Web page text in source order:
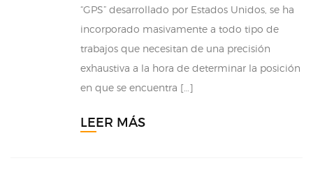
“GPS” desarrollado por Estados Unidos, se ha
incorporado masivamente a todo tipo de
trabajos que necesitan de una precisión
exhaustiva a la hora de determinar la posición
en que se encuentra […]
LEER MÁS